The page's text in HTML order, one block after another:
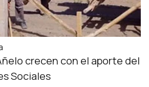
crecen con el aporte del
Sociales